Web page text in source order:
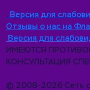
Версия для
Отзывы о нас на
Версия для
ИМЕЮТСЯ
КОНСУЛЬТАЦИЯ
© 2008-2026 Сеть